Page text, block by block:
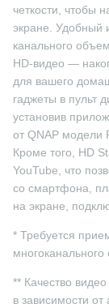
четкости, чтобы
экране. Удобный
канального
HD-видео —
для вашего
гаджеты в пульт
установив
от QNAP модели
Кроме того, HD
YouTube, что
со смартфона,
на экране,
* Требуется
многоканального
** Качество
в зависимости